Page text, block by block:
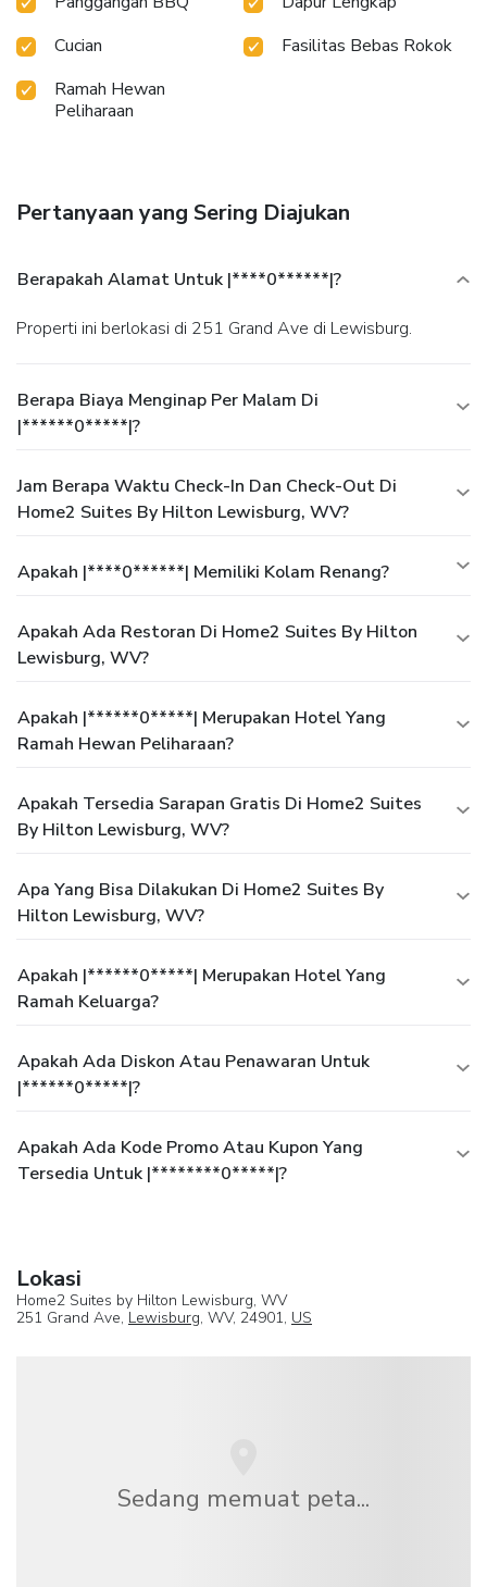
Cucian
Fasilitas Bebas Rokok
Ramah Hewan
Peliharaan
Pertanyaan yang Sering Diajukan
Berapakah Alamat Untuk |****0******|?
Properti ini berlokasi di 251 Grand Ave di Lewisburg.
Berapa Biaya Menginap Per Malam Di
|******0*****|?
Jam Berapa Waktu Check-In Dan Check-Out Di
Home2 Suites By Hilton Lewisburg, WV?
Apakah |****0******| Memiliki Kolam Renang?
Apakah Ada Restoran Di Home2 Suites By Hilton
Lewisburg, WV?
Apakah |******0*****| Merupakan Hotel Yang
Ramah Hewan Peliharaan?
Apakah Tersedia Sarapan Gratis Di Home2 Suites
By Hilton Lewisburg, WV?
Apa Yang Bisa Dilakukan Di Home2 Suites By
Hilton Lewisburg, WV?
Apakah |******0*****| Merupakan Hotel Yang
Ramah Keluarga?
Apakah Ada Diskon Atau Penawaran Untuk
|******0*****|?
Apakah Ada Kode Promo Atau Kupon Yang
Tersedia Untuk |********0*****|?
Lokasi
Home2 Suites by Hilton Lewisburg, WV
251 Grand Ave, Lewisburg, WV, 24901, US
Sedang memuat peta...